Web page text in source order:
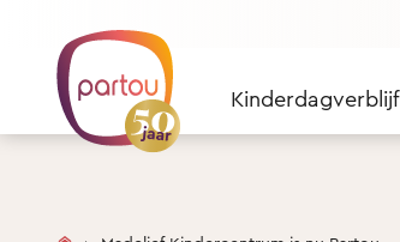
Kinderdagverblijf